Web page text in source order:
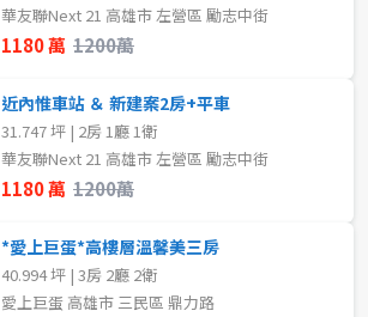
華友聯Next 21 高雄市 左營區 勵志中街
1180 萬 1200萬
近內惟車站 ＆ 新建案2房+平車
31.747 坪 | 2房 1廳 1衛
華友聯Next 21 高雄市 左營區 勵志中街
1180 萬 1200萬
*愛上巨蛋*高樓層溫馨美三房
40.994 坪 | 3房 2廳 2衛
愛上巨蛋 高雄市 三民區 鼎力路